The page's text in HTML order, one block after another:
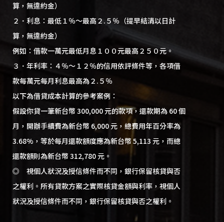
算，無違約金）
２．利息：最低１％～最高２.５％（提早結清以日計
算，無違約金）
例如：借款一萬元最低月息１００元最高２５０元。
３．年利率：４％～１２％的信用依評條件等，各項借
款每萬元每月利息最高為２.５％
以下為借貸成本計算的參考案例：
假設你貸一筆新台幣 300,000 元的款項，還款期為 60 個
月，開辦手續費為新台幣 6,000 元，總費用年百分率為
3.68%，等於每月還款額度應為新台幣 5,113 元，而總
還款額則為新台幣 312,780 元。
◎ 視個人狀況及授信條件而不同，銀行保留核貸與否
之權利。所有貸款方案之實際核貸金額與利率，視個人
狀況及授信條件而不同，銀行保留核貸與否之權利。